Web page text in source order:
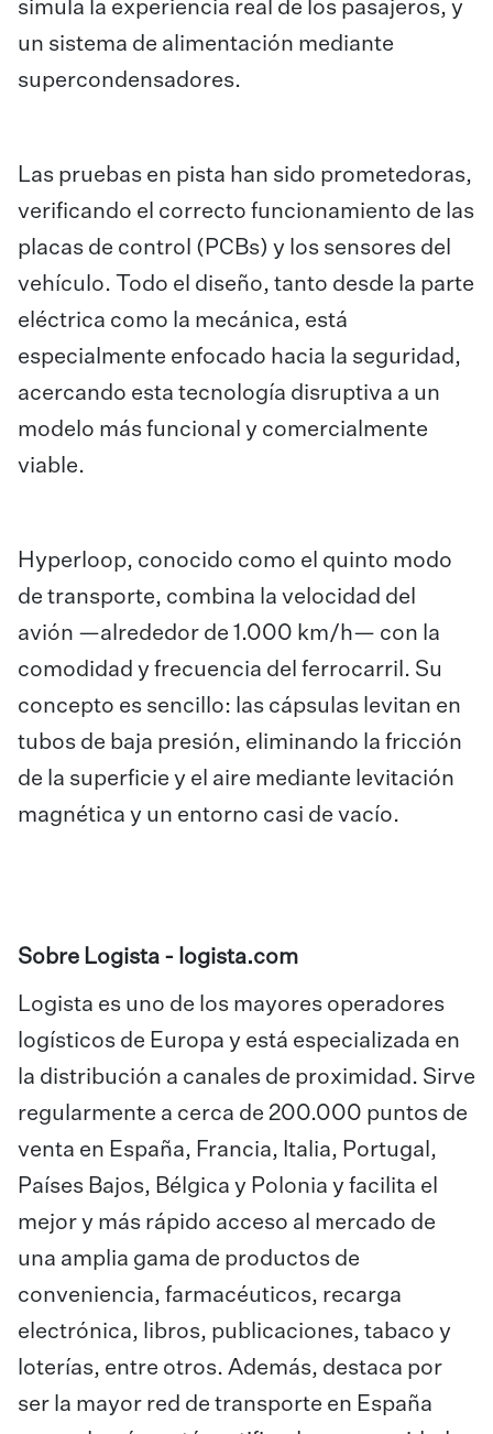
simula la experiencia real de los pasajeros, y
un sistema de alimentación mediante
supercondensadores.
Las pruebas en pista han sido prometedoras,
verificando el correcto funcionamiento de las
placas de control (PCBs) y los sensores del
vehículo. Todo el diseño, tanto desde la parte
eléctrica como la mecánica, está
especialmente enfocado hacia la seguridad,
acercando esta tecnología disruptiva a un
modelo más funcional y comercialmente
viable.
Hyperloop, conocido como el quinto modo
de transporte, combina la velocidad del
avión —alrededor de 1.000 km/h— con la
comodidad y frecuencia del ferrocarril. Su
concepto es sencillo: las cápsulas levitan en
tubos de baja presión, eliminando la fricción
de la superficie y el aire mediante levitación
magnética y un entorno casi de vacío.
Sobre Logista - logista.com
Logista es uno de los mayores operadores
logísticos de Europa y está especializada en
la distribución a canales de proximidad. Sirve
regularmente a cerca de 200.000 puntos de
venta en España, Francia, Italia, Portugal,
Países Bajos, Bélgica y Polonia y facilita el
mejor y más rápido acceso al mercado de
una amplia gama de productos de
conveniencia, farmacéuticos, recarga
electrónica, libros, publicaciones, tabaco y
loterías, entre otros. Además, destaca por
ser la mayor red de transporte en España